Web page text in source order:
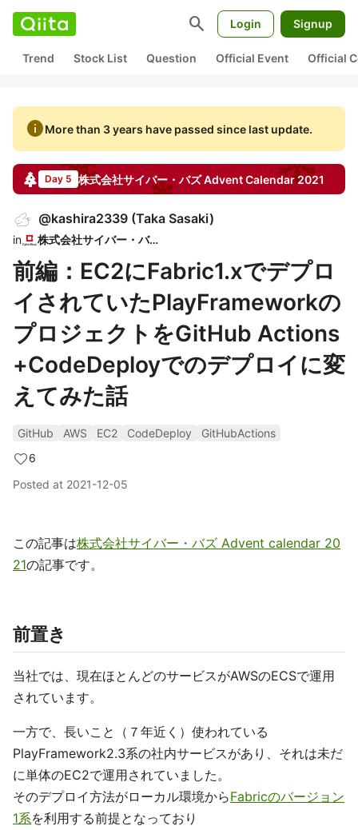
search Login Signup
Trend Stock List Question Official Event Official
infoMore than 3 years have passed since last update.
Day 5 株式会社サイバー・バズAdvent Calendar 2021
@kashira2339 (Taka Sasaki)
in 株式会社サイバー・バズ
前編：EC2にFabric1.xでデプロ
イされていたPlayFrameworkの
プロジェクトをGitHub Actions
+CodeDeployでのデプロイに変
えてみた話
GitHub AWS EC2 CodeDeploy
GitHubActions
6
Posted at 2021-12-05
この記事は株式会社サイバー・バズ Advent calendar 20
21の記事です。
前置き
当社では、現在ほとんどのサービスがAWSのECSで運用
されています。
一方で、長いこと（７年近く）使われている
PlayFramework2.3系の社内サービスがあり、それは未だ
に単体のEC2で運用されていました。
そのデプロイ方法がローカル環境からFabricのバージョン
1系を利用する前提となっており